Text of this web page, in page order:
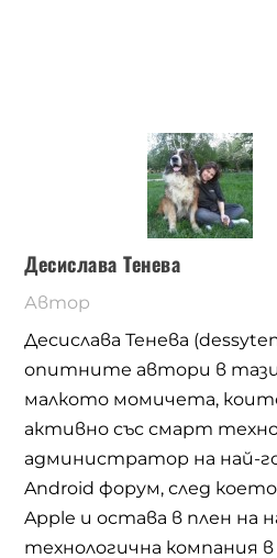
Десислава Тенева
Автор
Десислава Тенева
опитните автори в
малкото момичета,
активно със смарт
администратор на най-
Android форум, след
Apple и остава в плен на
технологична компания